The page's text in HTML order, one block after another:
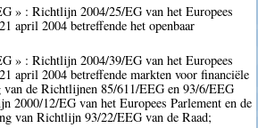
» : Richtlijn 2004/25/EG van het Europees
april 2004 betreffende het openbaar
» : Richtlijn 2004/39/EG van het Europees
april 2004 betreffende markten voor financiële
de Richtlijnen 85/611/EEG en 93/6/EEG
2000/12/EG van het Europees Parlement en de
van Richtlijn 93/22/EEG van de Raad;